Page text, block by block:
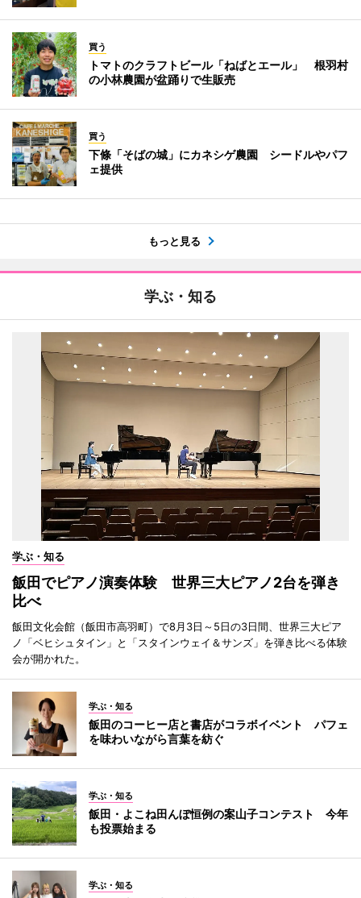
買う
トマトのクラフトビール「ねばとエール」 根羽村
の小林農園が盆踊りで生販売
買う
下條「そばの城」にカネシゲ農園 シードルやパフ
ェ提供
もっと見る
学ぶ・知る
学ぶ・知る
飯田でピアノ演奏体験 世界三大ピアノ2台を弾き
比べ
飯田文化会館（飯田市高羽町）で8月3日～5日の3日間、世界三大ピア
ノ「ベヒシュタイン」と「スタインウェイ＆サンズ」を弾き比べる体験
会が開かれた。
学ぶ・知る
飯田のコーヒー店と書店がコラボイベント パフェ
を味わいながら言葉を紡ぐ
学ぶ・知る
飯田・よこね田んぼ恒例の案山子コンテスト 今年
も投票始まる
学ぶ・知る